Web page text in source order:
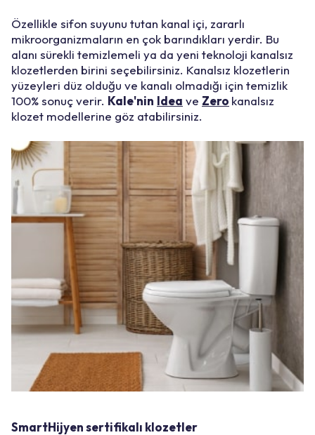
Özellikle sifon suyunu tutan kanal içi, zararlı
mikroorganizmaların en çok barındıkları yerdir. Bu
alanı sürekli temizlemeli ya da yeni teknoloji kanalsız
klozetlerden birini seçebilirsiniz. Kanalsız klozetlerin
yüzeyleri düz olduğu ve kanalı olmadığı için temizlik
100% sonuç verir. Kale'nin Idea ve Zero kanalsız
klozet modellerine göz atabilirsiniz.
SmartHijyen sertifikalı klozetler